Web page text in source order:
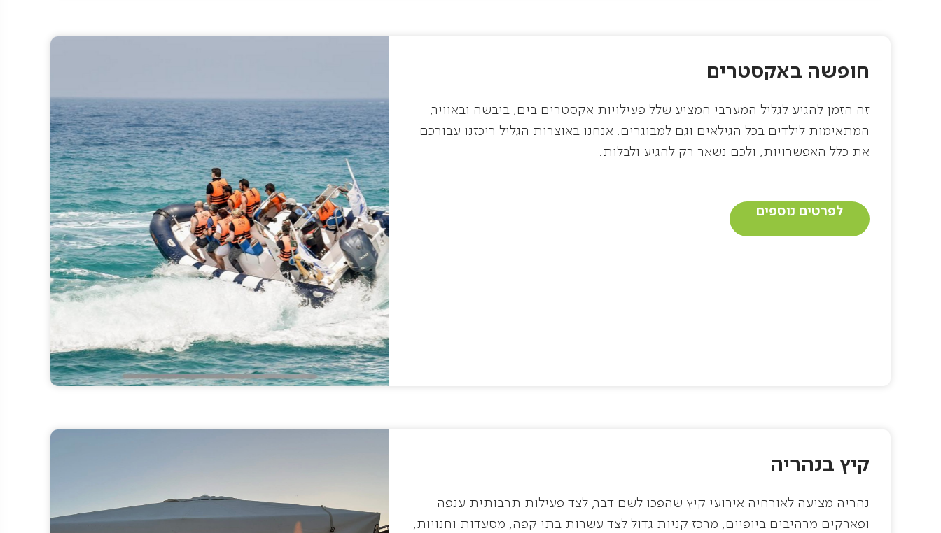
חופשה באקסטרים
זה הזמן להגיע לגליל המערבי המציע שלל פעילויות אקסטרים בים, ביבשה ובאוויר,
המתאימות לילדים בכל הגילאים וגם למבוגרים. אנחנו באוצרות הגליל ריכזנו עבורכם
את כלל האפשרויות, ולכם נשאר רק להגיע ולבלות.
לפרטים נוספים
קיץ בנהריה
נהריה מציעה לאורחיה אירועי קיץ שהפכו לשם דבר, לצד פעילות תרבותית ענפה
ופארקים מרהיבים ביופיים, מרכז קניות גדול לצד עשרות בתי קפה, מסעדות וחנויות,